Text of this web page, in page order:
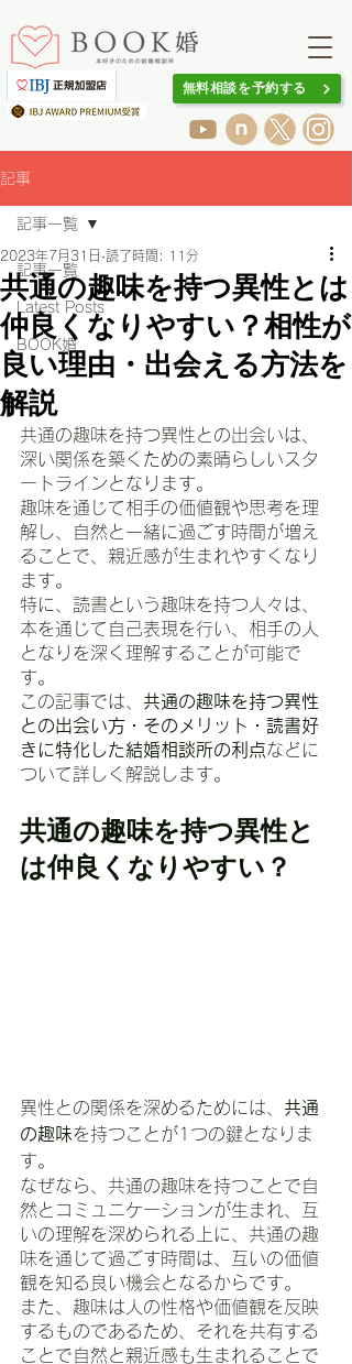
無料相談を予約する
記事
記事一覧
Latest Posts
BOOK婚
記事一覧
共通の趣味を持つ異性とは
仲良くなりやすい？相性が
良い理由・出会える方法を
解説
2023年7月31日 読了時間: 11分
共通の趣味を持つ異性との出会いは、
深い関係を築くための素晴らしいスタ
ートラインとなります。
趣味を通じて相手の価値観や思考を理
解し、自然と一緒に過ごす時間が増え
ることで、親近感が生まれやすくなり
ます。
特に、読書という趣味を持つ人々は、
本を通じて自己表現を行い、相手の人
となりを深く理解することが可能で
す。
この記事では、 共通の趣味を持つ異性
との出会い方・そのメリット・読書好
きに特化した結婚相談所の利点などに
ついて詳しく解説します。
共通の趣味を持つ異性と
は仲良くなりやすい？
異性との関係を深めるためには、 共通
の趣味を持つことが1つの鍵となりま
す。
なぜなら、共通の趣味を持つことで自
然とコミュニケーションが生まれ、互
いの理解を深められる上に、共通の趣
味を通じて過ごす時間は、互いの価値
観を知る良い機会となるからです。
また、趣味は人の性格や価値観を反映
するものであるため、それを共有する
ことで自然と親近感も生まれることで